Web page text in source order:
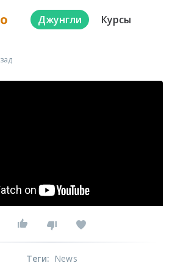
Джунгли Курсы
Теги: News